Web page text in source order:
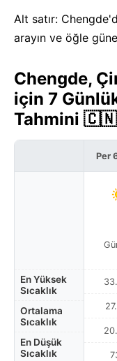
Alt satır:
arayın ve öğle
Chengde,
için 7
Tahmini 🇨🇳
En Yüksek
Sıcaklık
Ortalama
Sıcaklık
En Düşük
Sıcaklık
Per